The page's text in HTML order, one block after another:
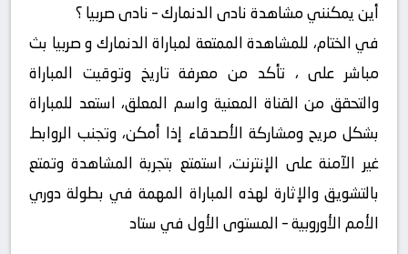
أين يمكنني مشاهدة ‎نادى الدنمارك – نادى صربيا ؟
في الختام، للمشاهدة الممتعة لمباراة الدنمارك و صربيا بث
مباشر على ، تأكد من معرفة تاريخ وتوقيت المباراة
والتحقق من القناة المعنية واسم المعلق، استعد للمباراة
بشكل مريح ومشاركة الأصدقاء إذا أمكن، وتجنب الروابط
غير الآمنة على الإنترنت، استمتع بتجربة المشاهدة وتمتع
بالتشويق والإثارة لهذه المباراة المهمة في بطولة دوري
الأمم الأوروبية – المستوى الأول في ستاد